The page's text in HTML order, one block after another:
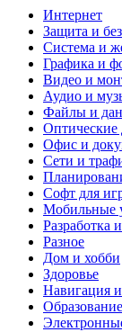
Интернет
Защита и
Система и
Графика и
Видео и
Аудио и
Файлы и
Оптические
Офис и
Сети и
Софт для
Мобильные
Разработка
Разное
Дом и хобби
Здоровье
Навигация
Образование